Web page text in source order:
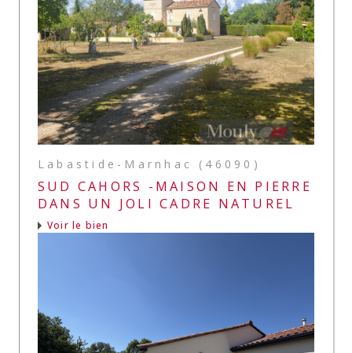
Labastide-Marnhac (46090)
SUD CAHORS -MAISON EN PIERRE
DANS UN JOLI CADRE NATUREL
Voir le bien